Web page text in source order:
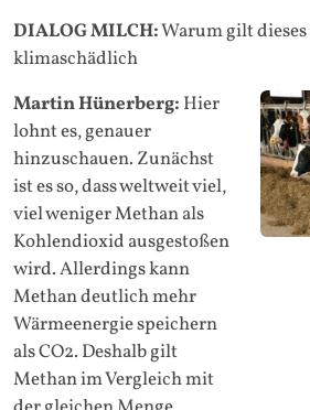
DIALOG MILCH:Warum gilt
klimaschädlich
Martin Hünerberg: Hier
lohnt es, genauer
hinzuschauen. Zunächst
ist es so, dass weltweit viel,
viel weniger Methan als
Kohlendioxid ausgestoßen
wird. Allerdings kann
Methan deutlich mehr
Wärmeenergie speichern
als CO2. Deshalb gilt
Methan im Vergleich mit